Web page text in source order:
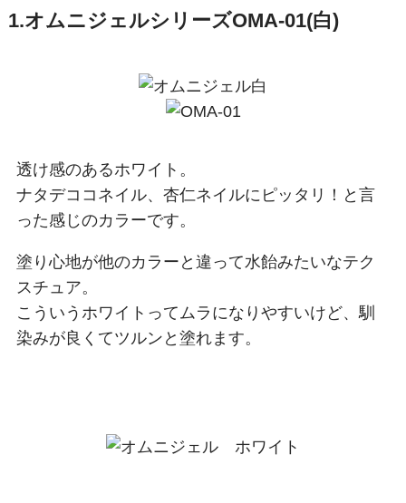
1.オムニジェルシリーズOMA-01(白)
透け感のあるホワイト。
ナタデココネイル、杏仁ネイルにピッタリ！と言
った感じのカラーです。
塗り心地が他のカラーと違って水飴みたいなテク
スチュア。
こういうホワイトってムラになりやすいけど、馴
染みが良くてツルンと塗れます。